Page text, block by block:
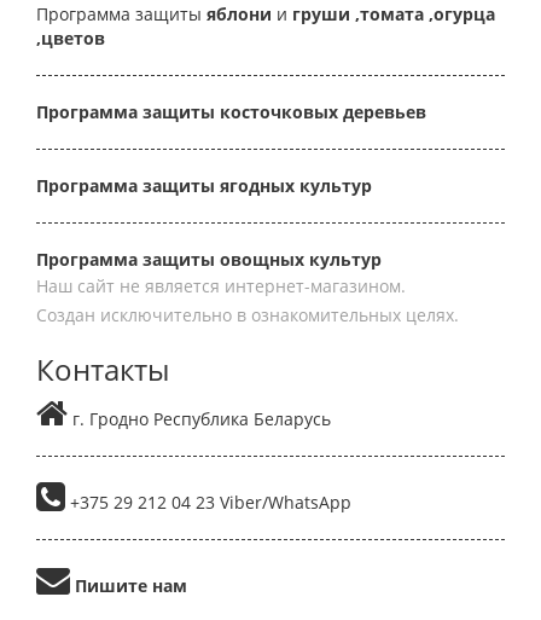
Программа защиты яблони и груши ,томата ,огурца
,цветов
Программа защиты косточковых деревьев
Программа защиты ягодных культур
Программа защиты овощных культур
Наш сайт не является интернет-магазином.
Создан исключительно в ознакомительных целях.
Контакты
г. Гродно Республика Беларусь
+375 29 212 04 23 Viber/WhatsApp
Пишите нам